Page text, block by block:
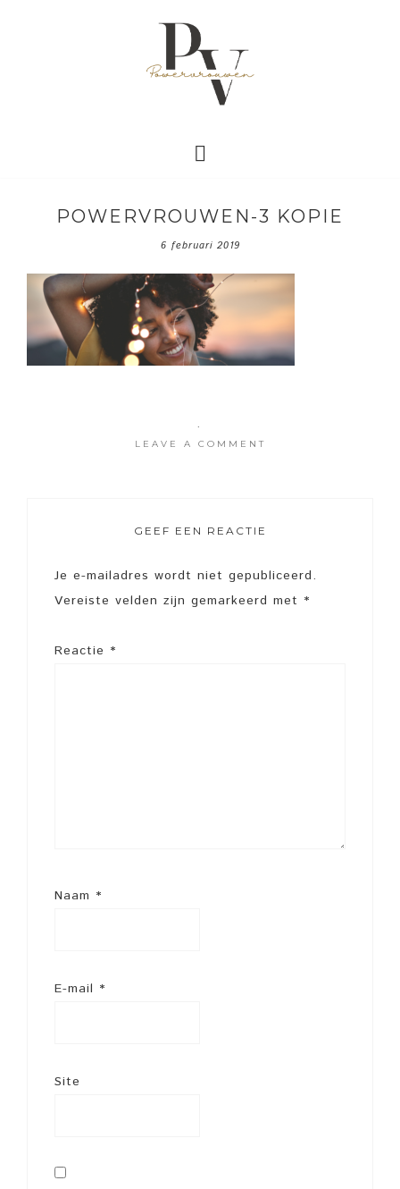
POWERVROUWEN-3 KOPIE
6 februari 2019
·
LEAVE A COMMENT
GEEF EEN REACTIE
Je e-mailadres wordt niet gepubliceerd.
Vereiste velden zijn gemarkeerd met *
Reactie *
Naam *
E-mail *
Site